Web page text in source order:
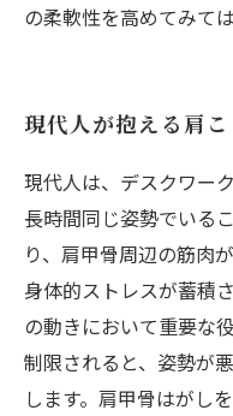
の柔軟性を高めてみて
現代人が抱える肩
現代人は、デスクワー
長時間同じ姿勢でいる
り、肩甲骨周辺の筋肉
身体的ストレスが蓄積
の動きにおいて重要な
制限されると、姿勢が
します。肩甲骨はがし